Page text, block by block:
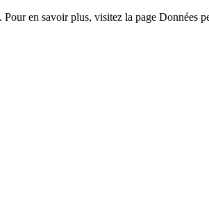
en savoir plus, visitez la page Données